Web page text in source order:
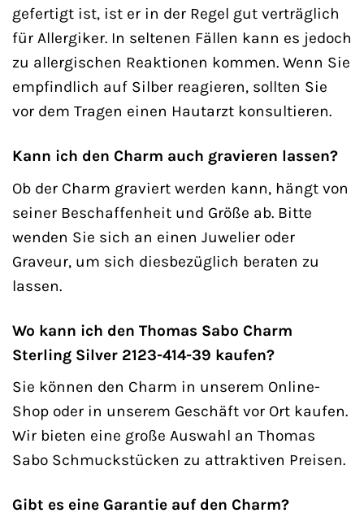
gefertigt ist, ist er in der Regel gut verträglich
für Allergiker. In seltenen Fällen kann es jedoch
zu allergischen Reaktionen kommen. Wenn Sie
empfindlich auf Silber reagieren, sollten Sie
vor dem Tragen einen Hautarzt konsultieren.
Kann ich den Charm auch gravieren lassen?
Ob der Charm graviert werden kann, hängt von
seiner Beschaffenheit und Größe ab. Bitte
wenden Sie sich an einen Juwelier oder
Graveur, um sich diesbezüglich beraten zu
lassen.
Wo kann ich den Thomas Sabo Charm
Sterling Silver 2123-414-39 kaufen?
Sie können den Charm in unserem Online-
Shop oder in unserem Geschäft vor Ort kaufen.
Wir bieten eine große Auswahl an Thomas
Sabo Schmuckstücken zu attraktiven Preisen.
Gibt es eine Garantie auf den Charm?